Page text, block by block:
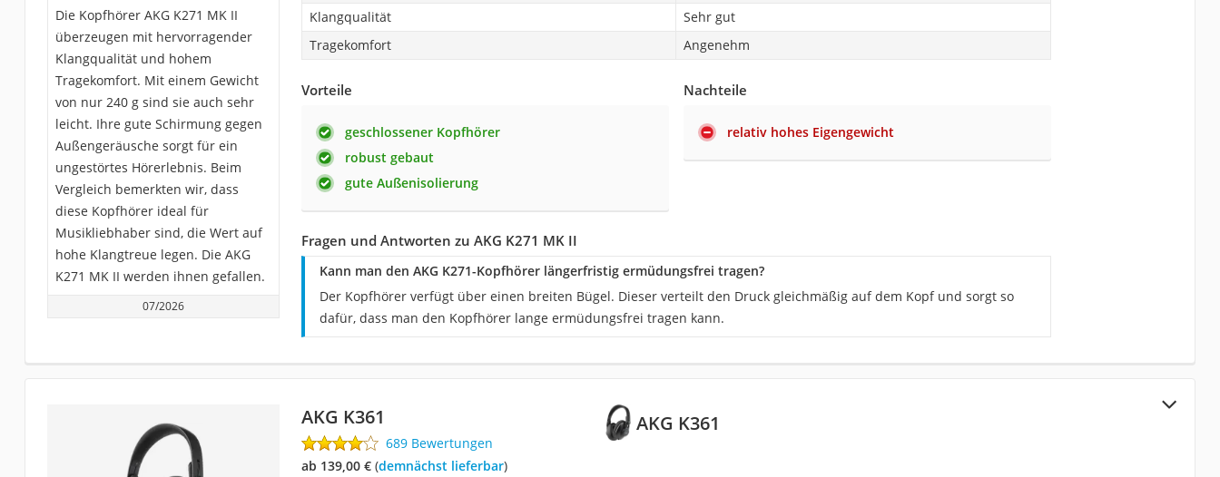
Die Kopfhörer AKG K271 MK II
überzeugen mit hervorragender
Klangqualität und hohem
Tragekomfort. Mit einem Gewicht
von nur 240 g sind sie auch sehr
leicht. Ihre gute Schirmung gegen
Außengeräusche sorgt für ein
ungestörtes Hörerlebnis. Beim
Vergleich bemerkten wir, dass
diese Kopfhörer ideal für
Musikliebhaber sind, die Wert auf
hohe Klangtreue legen. Die AKG
K271 MK II werden ihnen gefallen.
07/2026
Klangqualität
Sehr gut
Tragekomfort
Angenehm
Vorteile
geschlossener Kopfhörer
robust gebaut
gute Außenisolierung
Nachteile
relativ hohes Eigengewicht
Fragen und Antworten zu AKG K271 MK II
Kann man den AKG K271-Kopfhörer längerfristig ermüdungsfrei tragen?
Der Kopfhörer verfügt über einen breiten Bügel. Dieser verteilt den Druck gleichmäßig auf dem Kopf und sorgt so
dafür, dass man den Kopfhörer lange ermüdungsfrei tragen kann.
AKG K361
AKG K361
689 Bewertungen
ab 139,00 €( Demnächst lieferbar)